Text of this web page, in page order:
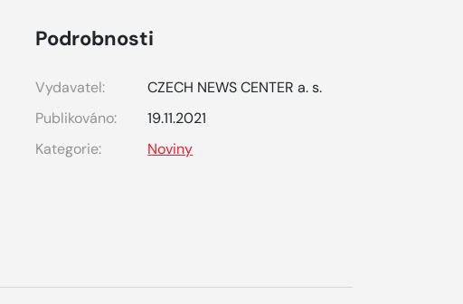
Podrobnosti
Vydavatel:
CZECH NEWS CENTER a. s.
Publikováno:
19.11.2021
Kategorie:
Noviny